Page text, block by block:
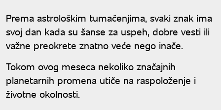
Prema astrološkim tumačenjima, svaki znak ima
svoj dan kada su šanse za uspeh, dobre vesti ili
važne preokrete znatno veće nego inače.
Tokom ovog meseca nekoliko značajnih
planetarnih promena utiče na raspoloženje i
životne okolnosti.